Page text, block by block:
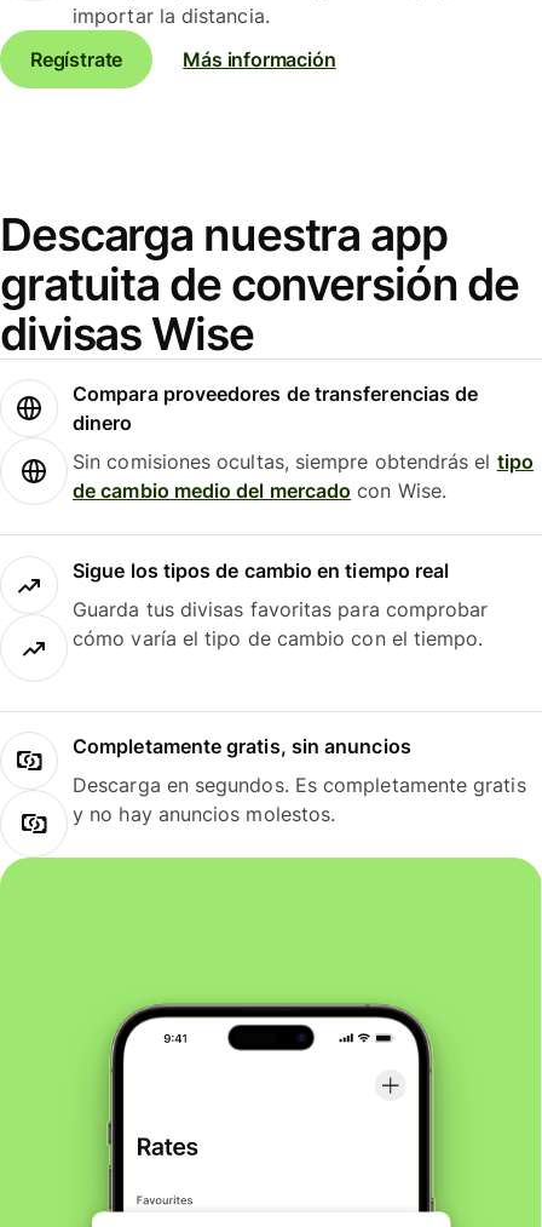
importar la distancia.
Regístrate
Más información
Descarga nuestra app
gratuita de conversión de
divisas Wise
Compara proveedores de transferencias de
dinero
Sin comisiones ocultas, siempre obtendrás el tipo
de cambio medio del mercado con Wise.
Sigue los tipos de cambio en tiempo real
Guarda tus divisas favoritas para comprobar
cómo varía el tipo de cambio con el tiempo.
Completamente gratis, sin anuncios
Descarga en segundos. Es completamente gratis
y no hay anuncios molestos.